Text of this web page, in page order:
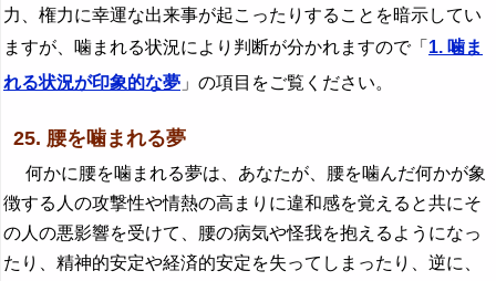
力、権力に幸運な出来事が起こったりすることを暗示してい
ますが、噛まれる状況により判断が分かれますので「 1. 噛ま
れる状況が印象的な夢 」の項目をご覧ください。
25. 腰を噛まれる夢
何かに腰を噛まれる夢は、あなたが、腰を噛んだ何かが象
徴する人の攻撃性や情熱の高まりに違和感を覚えると共にそ
の人の悪影響を受けて、腰の病気や怪我を抱えるようになっ
たり、精神的安定や経済的安定を失ってしまったり、逆に、